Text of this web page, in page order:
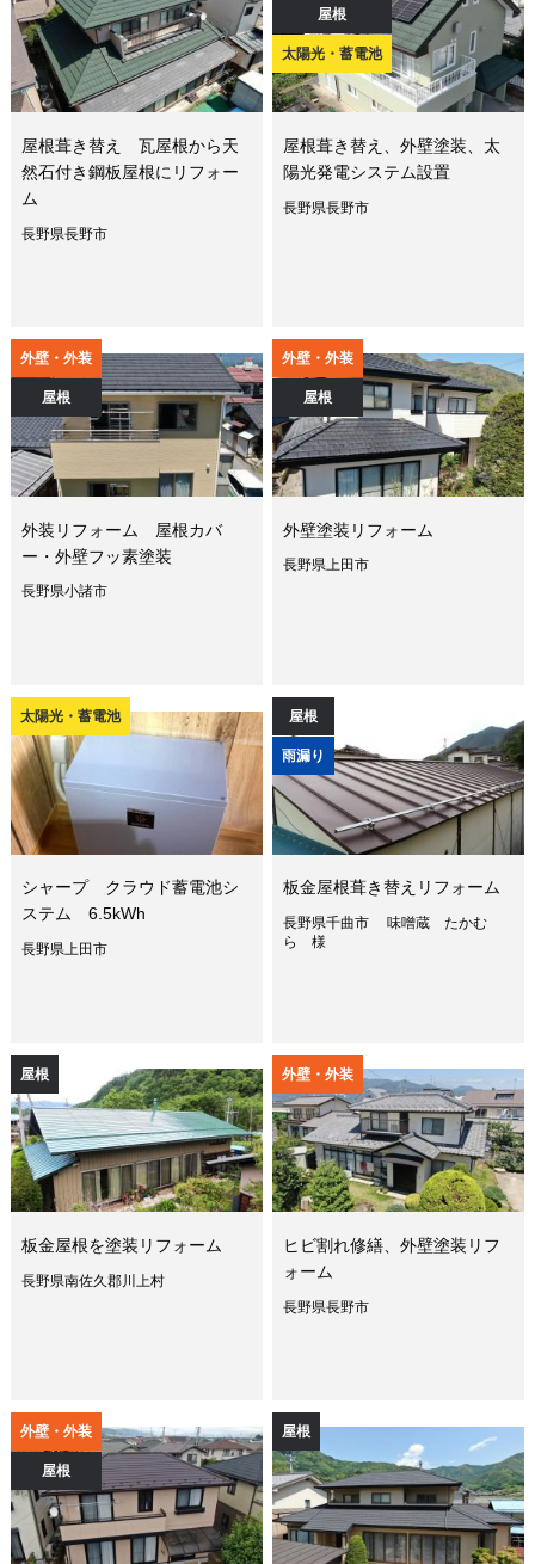
屋根葺き替え 瓦屋根から天
然石付き鋼板屋根にリフォー
ム
長野県長野市
屋根
太陽光・蓄電池
屋根葺き替え、外壁塗装、太
陽光発電システム設置
長野県長野市
外壁・外装
屋根
外装リフォーム 屋根カバ
ー・外壁フッ素塗装
長野県小諸市
外壁・外装
屋根
外壁塗装リフォーム
長野県上田市
太陽光・蓄電池
シャープ クラウド蓄電池シ
ステム 6.5kWh
長野県上田市
屋根
雨漏り
板金屋根葺き替えリフォーム
長野県千曲市 味噌蔵 たかむ
ら 様
屋根
板金屋根を塗装リフォーム
長野県南佐久郡川上村
外壁・外装
ヒビ割れ修繕、外壁塗装リフ
ォーム
長野県長野市
外壁・外装
屋根
屋根